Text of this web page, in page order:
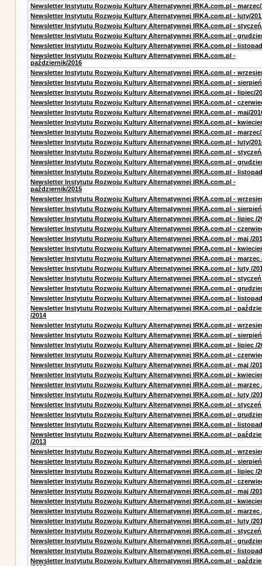
Newsletter Instytutu Rozwoju Kultury Alternatywnej IRKA.com.pl - marzec/
Newsletter Instytutu Rozwoju Kultury Alternatywnej IRKA.com.pl - luty/
Newsletter Instytutu Rozwoju Kultury Alternatywnej IRKA.com.pl -
Newsletter Instytutu Rozwoju Kultury Alternatywnej IRKA.com.pl -
Newsletter Instytutu Rozwoju Kultury Alternatywnej IRKA.com.pl -
Newsletter Instytutu Rozwoju Kultury Alternatywnej IRKA.com.pl -
październik/2016
Newsletter Instytutu Rozwoju Kultury Alternatywnej IRKA.com.pl -
Newsletter Instytutu Rozwoju Kultury Alternatywnej IRKA.com.pl -
Newsletter Instytutu Rozwoju Kultury Alternatywnej IRKA.com.pl - lipiec/
Newsletter Instytutu Rozwoju Kultury Alternatywnej IRKA.com.pl -
Newsletter Instytutu Rozwoju Kultury Alternatywnej IRKA.com.pl - maj/
Newsletter Instytutu Rozwoju Kultury Alternatywnej IRKA.com.pl -
Newsletter Instytutu Rozwoju Kultury Alternatywnej IRKA.com.pl - marzec/
Newsletter Instytutu Rozwoju Kultury Alternatywnej IRKA.com.pl - luty/
Newsletter Instytutu Rozwoju Kultury Alternatywnej IRKA.com.pl -
Newsletter Instytutu Rozwoju Kultury Alternatywnej IRKA.com.pl -
Newsletter Instytutu Rozwoju Kultury Alternatywnej IRKA.com.pl -
Newsletter Instytutu Rozwoju Kultury Alternatywnej IRKA.com.pl -
październik/2015
Newsletter Instytutu Rozwoju Kultury Alternatywnej IRKA.com.pl -
Newsletter Instytutu Rozwoju Kultury Alternatywnej IRKA.com.pl -
Newsletter Instytutu Rozwoju Kultury Alternatywnej IRKA.com.pl - lipiec /
Newsletter Instytutu Rozwoju Kultury Alternatywnej IRKA.com.pl -
Newsletter Instytutu Rozwoju Kultury Alternatywnej IRKA.com.pl - maj /
Newsletter Instytutu Rozwoju Kultury Alternatywnej IRKA.com.pl -
Newsletter Instytutu Rozwoju Kultury Alternatywnej IRKA.com.pl - marzec
Newsletter Instytutu Rozwoju Kultury Alternatywnej IRKA.com.pl - luty /
Newsletter Instytutu Rozwoju Kultury Alternatywnej IRKA.com.pl - styczeń
Newsletter Instytutu Rozwoju Kultury Alternatywnej IRKA.com.pl -
Newsletter Instytutu Rozwoju Kultury Alternatywnej IRKA.com.pl - listopad
Newsletter Instytutu Rozwoju Kultury Alternatywnej IRKA.com.pl -
/2014
Newsletter Instytutu Rozwoju Kultury Alternatywnej IRKA.com.pl -
Newsletter Instytutu Rozwoju Kultury Alternatywnej IRKA.com.pl - sierpień
Newsletter Instytutu Rozwoju Kultury Alternatywnej IRKA.com.pl - lipiec /
Newsletter Instytutu Rozwoju Kultury Alternatywnej IRKA.com.pl -
Newsletter Instytutu Rozwoju Kultury Alternatywnej IRKA.com.pl - maj /
Newsletter Instytutu Rozwoju Kultury Alternatywnej IRKA.com.pl -
Newsletter Instytutu Rozwoju Kultury Alternatywnej IRKA.com.pl - marzec
Newsletter Instytutu Rozwoju Kultury Alternatywnej IRKA.com.pl - luty /
Newsletter Instytutu Rozwoju Kultury Alternatywnej IRKA.com.pl - styczeń
Newsletter Instytutu Rozwoju Kultury Alternatywnej IRKA.com.pl -
Newsletter Instytutu Rozwoju Kultury Alternatywnej IRKA.com.pl - listopad
Newsletter Instytutu Rozwoju Kultury Alternatywnej IRKA.com.pl -
/2013
Newsletter Instytutu Rozwoju Kultury Alternatywnej IRKA.com.pl -
Newsletter Instytutu Rozwoju Kultury Alternatywnej IRKA.com.pl - sierpień
Newsletter Instytutu Rozwoju Kultury Alternatywnej IRKA.com.pl - lipiec /
Newsletter Instytutu Rozwoju Kultury Alternatywnej IRKA.com.pl -
Newsletter Instytutu Rozwoju Kultury Alternatywnej IRKA.com.pl - maj /
Newsletter Instytutu Rozwoju Kultury Alternatywnej IRKA.com.pl -
Newsletter Instytutu Rozwoju Kultury Alternatywnej IRKA.com.pl - marzec
Newsletter Instytutu Rozwoju Kultury Alternatywnej IRKA.com.pl - luty /
Newsletter Instytutu Rozwoju Kultury Alternatywnej IRKA.com.pl - styczeń
Newsletter Instytutu Rozwoju Kultury Alternatywnej IRKA.com.pl -
Newsletter Instytutu Rozwoju Kultury Alternatywnej IRKA.com.pl - listopad
Newsletter Instytutu Rozwoju Kultury Alternatywnej IRKA.com.pl -